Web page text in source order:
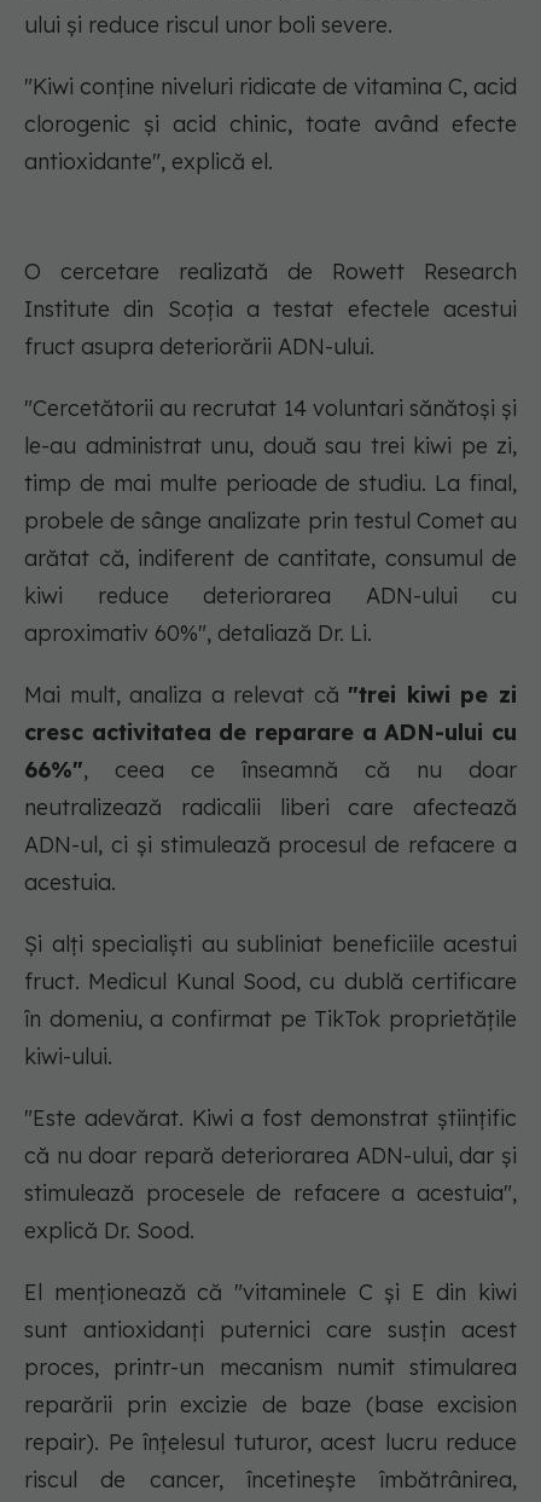
ului și reduce riscul unor boli severe.
"Kiwi conține niveluri ridicate de vitamina C, acid
clorogenic și acid chinic, toate având efecte
antioxidante", explică el.
O cercetare realizată de Rowett Research
Institute din Scoția a testat efectele acestui
fruct asupra deteriorării ADN-ului.
"Cercetătorii au recrutat 14 voluntari sănătoși și
le-au administrat unu, două sau trei kiwi pe zi,
timp de mai multe perioade de studiu. La final,
probele de sânge analizate prin testul Comet au
arătat că, indiferent de cantitate, consumul de
kiwi reduce deteriorarea ADN-ului cu
aproximativ 60%", detaliază Dr. Li.
Mai mult, analiza a relevat că "trei kiwi pe zi
cresc activitatea de reparare a ADN-ului cu
66%", ceea ce înseamnă că nu doar
neutralizează radicalii liberi care afectează
ADN-ul, ci și stimulează procesul de refacere a
acestuia.
Și alți specialiști au subliniat beneficiile acestui
fruct. Medicul Kunal Sood, cu dublă certificare
în domeniu, a confirmat pe TikTok proprietățile
kiwi-ului.
"Este adevărat. Kiwi a fost demonstrat științific
că nu doar repară deteriorarea ADN-ului, dar și
stimulează procesele de refacere a acestuia",
explică Dr. Sood.
El menționează că "vitaminele C și E din kiwi
sunt antioxidanți puternici care susțin acest
proces, printr-un mecanism numit stimularea
reparării prin excizie de baze (base excision
repair). Pe înțelesul tuturor, acest lucru reduce
riscul de cancer, încetinește îmbătrânirea,